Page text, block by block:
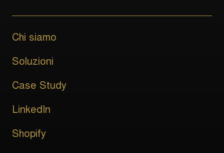
Chi siamo
Soluzioni
Case Study
LinkedIn
Shopify